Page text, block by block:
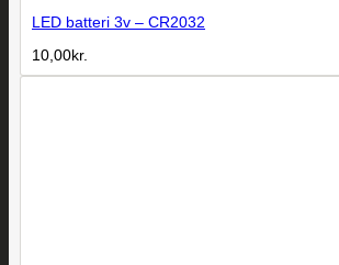
LED batteri 3v – CR2032
10,00kr.